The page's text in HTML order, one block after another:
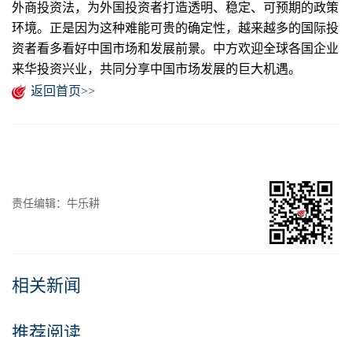
外商投资法，为外国投资者打造透明、稳定、可预期的政策
环境。正是因为这种难能可贵的确定性，越来越多的国际投
资者看多看好中国市场和发展前景。中方欢迎全球各国企业
来华投资兴业，共同分享中国市场发展的巨大机遇。
返回首页>>
责任编辑：牛乐耕
相关新闻
推荐阅读